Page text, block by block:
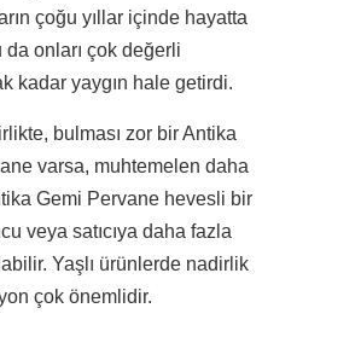
çoğu yıllar içinde hayatta
da onları çok değerli
kadar yaygın hale getirdi.
bulması zor bir Antika
varsa, muhtemelen daha
Gemi Pervane hevesli bir
veya satıcıya daha fazla
Yaşlı ürünlerde nadirlik
çok önemlidir.